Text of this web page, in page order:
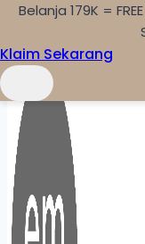
Skip to content
Belanja 179K =
Klaim Sekarang